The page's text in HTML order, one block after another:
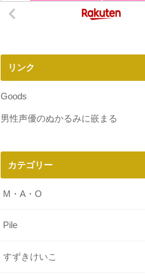
リンク
Goods
男性声優のぬかるみに嵌まる
カテゴリー
M・A・O
Pile
すずきけいこ